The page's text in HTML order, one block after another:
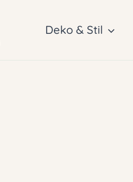
Deko & Stil